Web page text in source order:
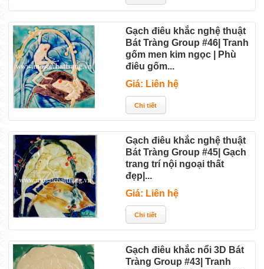
Gạch điêu khắc nghệ thuật
Bát Tràng Group #46| Tranh
gốm men kim ngọc | Phù
điêu gốm...
Giá: Liên hệ
Gạch điêu khắc nghệ thuật
Bát Tràng Group #45| Gạch
trang trí nội ngoại thất
đẹp|...
Giá: Liên hệ
Gạch điêu khắc nổi 3D Bát
Tràng Group #43| Tranh